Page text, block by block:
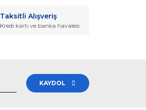
Taksitli Alışveriş
Kredi kartı ve banka havalesi
KAYDOL